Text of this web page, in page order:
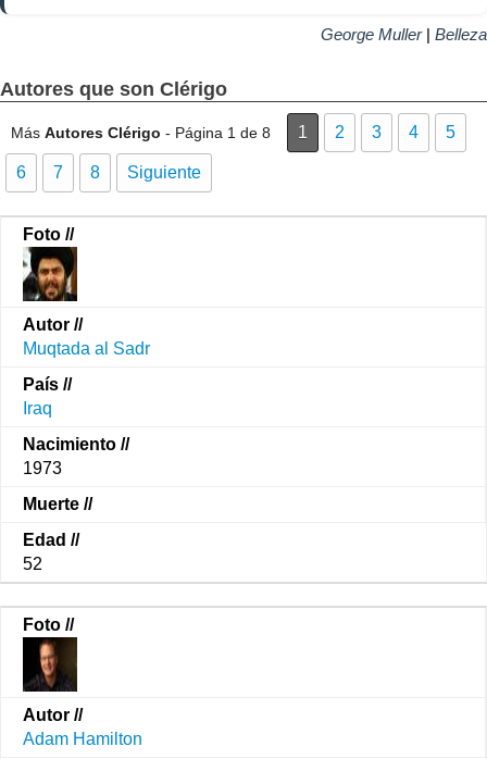
George Muller| Belleza
Autores que son Clérigo
Más Autores Clérigo - Página 1 de 8 1 2 3 4 5
6 7 8 Siguiente
Muqtada al Sadr
Iraq
1973
52
Adam Hamilton